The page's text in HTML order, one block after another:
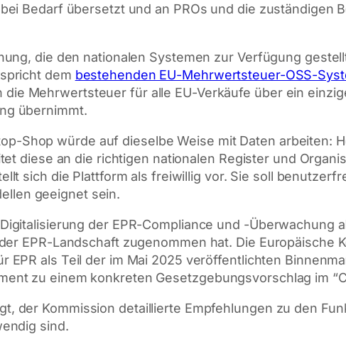
Bedarf übersetzt und an PROs und die zuständigen
die den nationalen Systemen zur Verfügung
dem bestehenden EU-Mehrwertsteuer-OSS-
Mehrwertsteuer für alle EU-Verkäufe über ein
übernimmt.
Shop würde auf dieselbe Weise mit Daten arbeiten:
diese an die richtigen nationalen Register und
sich die Plattform als freiwillig vor. Sie soll
geeignet sein.
der EPR-Compliance und -Überwachung
EPR-Landschaft zugenommen hat. Die Europäische
EPR als Teil der im Mai 2025 veröffentlichten
zu einem konkreten Gesetzgebungsvorschlag im
der Kommission detaillierte Empfehlungen zu den
sind.